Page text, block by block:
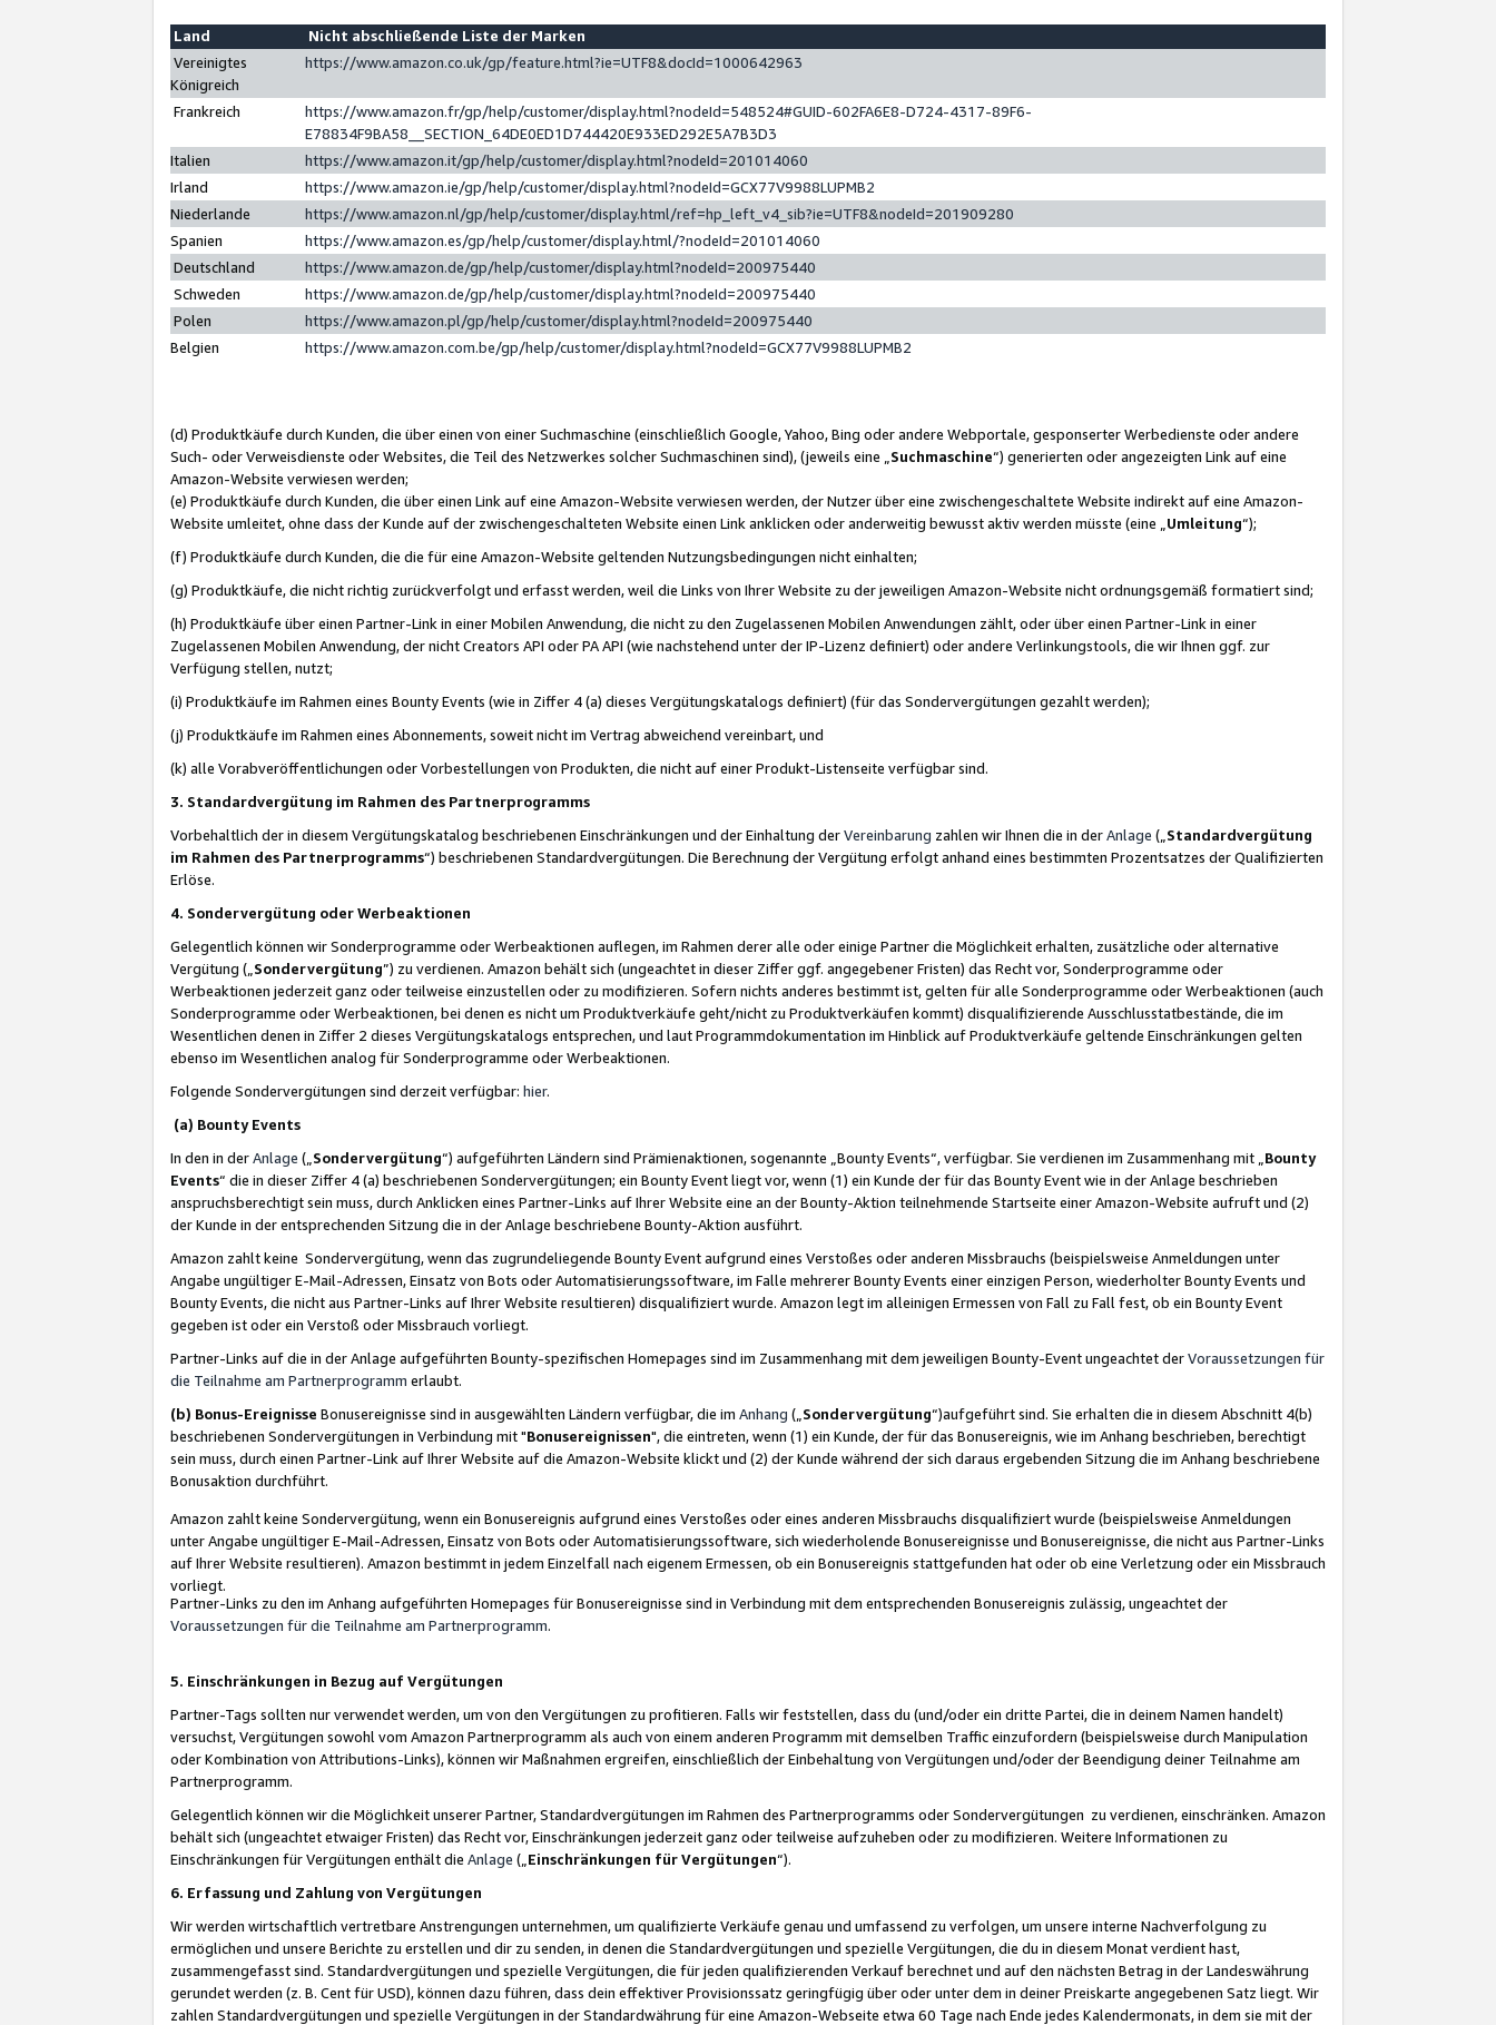
Land
Nicht abschließende Liste der Marken
Vereinigtes
Königreich
https://www.amazon.co.uk/gp/feature.html?ie=UTF8&docId=1000642963
Frankreich
https://www.amazon.fr/gp/help/customer/display.html?nodeId=548524#GUID-602FA6E8-D724-4317-89F6-
E78834F9BA58__SECTION_64DE0ED1D744420E933ED292E5A7B3D3
Italien
https://www.amazon.it/gp/help/customer/display.html?nodeId=201014060
Irland
https://www.amazon.ie/gp/help/customer/display.html?nodeId=GCX77V9988LUPMB2
Niederlande
https://www.amazon.nl/gp/help/customer/display.html/ref=hp_left_v4_sib?ie=UTF8&nodeId=201909280
Spanien
https://www.amazon.es/gp/help/customer/display.html/?nodeId=201014060
Deutschland
https://www.amazon.de/gp/help/customer/display.html?nodeId=200975440
Schweden
https://www.amazon.de/gp/help/customer/display.html?nodeId=200975440
Polen
https://www.amazon.pl/gp/help/customer/display.html?nodeId=200975440
Belgien
https://www.amazon.com.be/gp/help/customer/display.html?nodeId=GCX77V9988LUPMB2
(d) Produktkäufe durch Kunden, die über einen von einer Suchmaschine (einschließlich Google, Yahoo, Bing oder andere Webportale, gesponserter Werbedienste oder andere
Such- oder Verweisdienste oder Websites, die Teil des Netzwerkes solcher Suchmaschinen sind), (jeweils eine „ Suchmaschine“) generierten oder angezeigten Link auf eine
Amazon-Website verwiesen werden;
(e) Produktkäufe durch Kunden, die über einen Link auf eine Amazon-Website verwiesen werden, der Nutzer über eine zwischengeschaltete Website indirekt auf eine Amazon-
Website umleitet, ohne dass der Kunde auf der zwischengeschalteten Website einen Link anklicken oder anderweitig bewusst aktiv werden müsste (eine „ Umleitung“);
(f) Produktkäufe durch Kunden, die die für eine Amazon-Website geltenden Nutzungsbedingungen nicht einhalten;
(g) Produktkäufe, die nicht richtig zurückverfolgt und erfasst werden, weil die Links von Ihrer Website zu der jeweiligen Amazon-Website nicht ordnungsgemäß formatiert sind;
(h) Produktkäufe über einen Partner-Link in einer Mobilen Anwendung, die nicht zu den Zugelassenen Mobilen Anwendungen zählt, oder über einen Partner-Link in einer
Zugelassenen Mobilen Anwendung, der nicht Creators API oder PA API (wie nachstehend unter der IP-Lizenz definiert) oder andere Verlinkungstools, die wir Ihnen ggf. zur
Verfügung stellen, nutzt;
(i) Produktkäufe im Rahmen eines Bounty Events (wie in Ziffer 4 (a) dieses Vergütungskatalogs definiert) (für das Sondervergütungen gezahlt werden);
(j) Produktkäufe im Rahmen eines Abonnements, soweit nicht im Vertrag abweichend vereinbart, und
(k) alle Vorabveröffentlichungen oder Vorbestellungen von Produkten, die nicht auf einer Produkt-Listenseite verfügbar sind.
3. Standardvergütung im Rahmen des Partnerprogramms
Vorbehaltlich der in diesem Vergütungskatalog beschriebenen Einschränkungen und der Einhaltung derVereinbarung zahlen wir Ihnen die in derAnlage („ Standardvergütung
im Rahmen des Partnerprogramms“) beschriebenen Standardvergütungen. Die Berechnung der Vergütung erfolgt anhand eines bestimmten Prozentsatzes der Qualifizierten
Erlöse.
4. Sondervergütung oder Werbeaktionen
Gelegentlich können wir Sonderprogramme oder Werbeaktionen auflegen, im Rahmen derer alle oder einige Partner die Möglichkeit erhalten, zusätzliche oder alternative
Vergütung („ Sondervergütung”) zu verdienen. Amazon behält sich (ungeachtet in dieser Ziffer ggf. angegebener Fristen) das Recht vor, Sonderprogramme oder
Werbeaktionen jederzeit ganz oder teilweise einzustellen oder zu modifizieren. Sofern nichts anderes bestimmt ist, gelten für alle Sonderprogramme oder Werbeaktionen (auch
Sonderprogramme oder Werbeaktionen, bei denen es nicht um Produktverkäufe geht/nicht zu Produktverkäufen kommt) disqualifizierende Ausschlusstatbestände, die im
Wesentlichen denen in Ziffer 2 dieses Vergütungskatalogs entsprechen, und laut Programmdokumentation im Hinblick auf Produktverkäufe geltende Einschränkungen gelten
ebenso im Wesentlichen analog für Sonderprogramme oder Werbeaktionen.
Folgende Sondervergütungen sind derzeit verfügbar: hier.
(a) Bounty Events
In den in derAnlage („ Sondervergütung“) aufgeführten Ländern sind Prämienaktionen, sogenannte „Bounty Events“, verfügbar. Sie verdienen im Zusammenhang mit „ Bounty
Events“ die in dieser Ziffer 4 (a) beschriebenen Sondervergütungen; ein Bounty Event liegt vor, wenn (1) ein Kunde der für das Bounty Event wie in der Anlage beschrieben
anspruchsberechtigt sein muss, durch Anklicken eines Partner-Links auf Ihrer Website eine an der Bounty-Aktion teilnehmende Startseite einer Amazon-Website aufruft und (2)
der Kunde in der entsprechenden Sitzung die in der Anlage beschriebene Bounty-Aktion ausführt.
Amazon zahlt keine Sondervergütung, wenn das zugrundeliegende Bounty Event aufgrund eines Verstoßes oder anderen Missbrauchs (beispielsweise Anmeldungen unter
Angabe ungültiger E-Mail-Adressen, Einsatz von Bots oder Automatisierungssoftware, im Falle mehrerer Bounty Events einer einzigen Person, wiederholter Bounty Events und
Bounty Events, die nicht aus Partner-Links auf Ihrer Website resultieren) disqualifiziert wurde. Amazon legt im alleinigen Ermessen von Fall zu Fall fest, ob ein Bounty Event
gegeben ist oder ein Verstoß oder Missbrauch vorliegt.
Partner-Links auf die in der Anlage aufgeführten Bounty-spezifischen Homepages sind im Zusammenhang mit dem jeweiligen Bounty-Event ungeachtet derVoraussetzungen für
die Teilnahme am Partnerprogramm erlaubt.
(b) Bonus-Ereignisse Bonusereignisse sind in ausgewählten Ländern verfügbar, die im Anhang („ Sondervergütung“)aufgeführt sind. Sie erhalten die in diesem Abschnitt 4(b)
beschriebenen Sondervergütungen in Verbindung mit "Bonusereignissen", die eintreten, wenn (1) ein Kunde, der für das Bonusereignis, wie im Anhang beschrieben, berechtigt
sein muss, durch einen Partner-Link auf Ihrer Website auf die Amazon-Website klickt und (2) der Kunde während der sich daraus ergebenden Sitzung die im Anhang beschriebene
Bonusaktion durchführt.
Amazon zahlt keine Sondervergütung, wenn ein Bonusereignis aufgrund eines Verstoßes oder eines anderen Missbrauchs disqualifiziert wurde (beispielsweise Anmeldungen
unter Angabe ungültiger E-Mail-Adressen, Einsatz von Bots oder Automatisierungssoftware, sich wiederholende Bonusereignisse und Bonusereignisse, die nicht aus Partner-Links
auf Ihrer Website resultieren). Amazon bestimmt in jedem Einzelfall nach eigenem Ermessen, ob ein Bonusereignis stattgefunden hat oder ob eine Verletzung oder ein Missbrauch
vorliegt.
Partner-Links zu den im Anhang aufgeführten Homepages für Bonusereignisse sind in Verbindung mit dem entsprechenden Bonusereignis zulässig, ungeachtet der
Voraussetzungen für die Teilnahme am Partnerprogramm.
5. Einschränkungen in Bezug auf Vergütungen
Partner-Tags sollten nur verwendet werden, um von den Vergütungen zu profitieren. Falls wir feststellen, dass du (und/oder ein dritte Partei, die in deinem Namen handelt)
versuchst, Vergütungen sowohl vom Amazon Partnerprogramm als auch von einem anderen Programm mit demselben Traffic einzufordern (beispielsweise durch Manipulation
oder Kombination von Attributions-Links), können wir Maßnahmen ergreifen, einschließlich der Einbehaltung von Vergütungen und/oder der Beendigung deiner Teilnahme am
Partnerprogramm.
Gelegentlich können wir die Möglichkeit unserer Partner, Standardvergütungen im Rahmen des Partnerprogramms oder Sondervergütungen zu verdienen, einschränken. Amazon
behält sich (ungeachtet etwaiger Fristen) das Recht vor, Einschränkungen jederzeit ganz oder teilweise aufzuheben oder zu modifizieren. Weitere Informationen zu
Einschränkungen für Vergütungen enthält die Anlage („ Einschränkungen für Vergütungen“).
6. Erfassung und Zahlung von Vergütungen
Wir werden wirtschaftlich vertretbare Anstrengungen unternehmen, um qualifizierte Verkäufe genau und umfassend zu verfolgen, um unsere interne Nachverfolgung zu
ermöglichen und unsere Berichte zu erstellen und dir zu senden, in denen die Standardvergütungen und spezielle Vergütungen, die du in diesem Monat verdient hast,
zusammengefasst sind. Standardvergütungen und spezielle Vergütungen, die für jeden qualifizierenden Verkauf berechnet und auf den nächsten Betrag in der Landeswährung
gerundet werden (z. B. Cent für USD), können dazu führen, dass dein effektiver Provisionssatz geringfügig über oder unter dem in deiner Preiskarte angegebenen Satz liegt. Wir
zahlen Standardvergütungen und spezielle Vergütungen in der Standardwährung für eine Amazon-Webseite etwa 60 Tage nach Ende jedes Kalendermonats, in dem sie mit der